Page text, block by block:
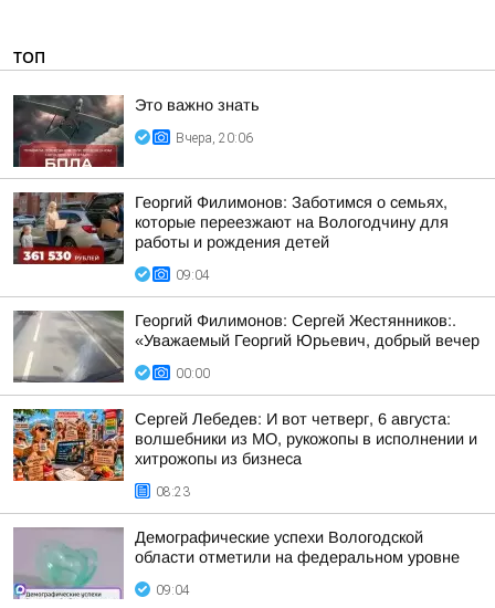
ТОП
Это важно знать
Вчера, 20:06
Георгий Филимонов: Заботимся о семьях,
которые переезжают на Вологодчину для
работы и рождения детей
09:04
Георгий Филимонов: Сергей Жестянников:.
«Уважаемый Георгий Юрьевич, добрый вечер
00:00
Сергей Лебедев: И вот четверг, 6 августа:
волшебники из МО, рукожопы в исполнении и
хитрожопы из бизнеса
08:23
Демографические успехи Вологодской
области отметили на федеральном уровне
09:04